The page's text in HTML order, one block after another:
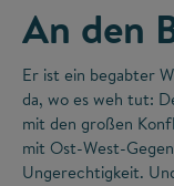
An den
Er ist ein begabter
da, wo es weh tut:
mit den großen
mit Ost-West-
Ungerechtigkeit.